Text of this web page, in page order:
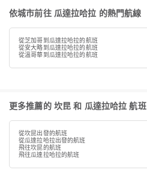
依城市前往 瓜達拉哈拉 的熱門航線
從芝加哥到瓜達拉哈拉的航班
從安大略到瓜達拉哈拉的航班
從溫哥華到瓜達拉哈拉的航班
更多推薦的 坎昆 和 瓜達拉哈拉 航班
從坎昆出發的航班
從瓜達拉哈拉出發的航班
飛往坎昆的航班
飛往瓜達拉哈拉的航班